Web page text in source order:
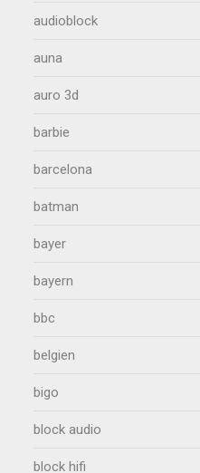
audioblock
auna
auro 3d
barbie
barcelona
batman
bayer
bayern
bbc
belgien
bigo
block audio
block hifi